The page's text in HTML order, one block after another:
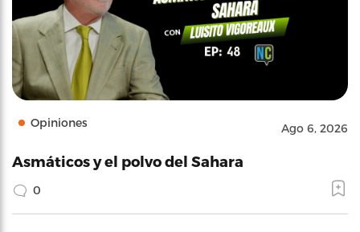
Opiniones Ago 6, 2026
Asmáticos y el polvo del Sahara
0